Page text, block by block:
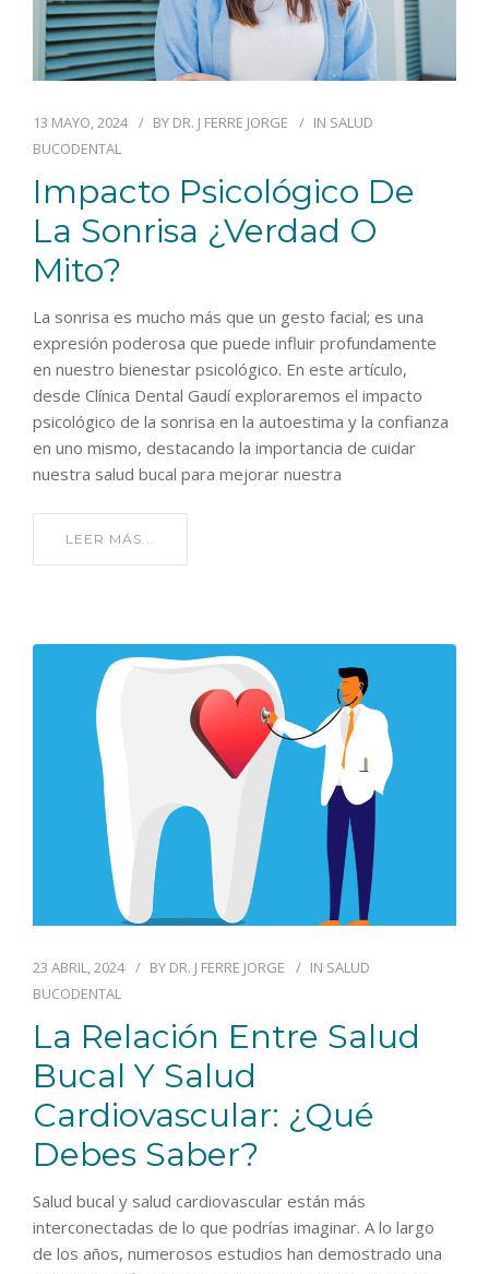
13 MAYO, 2024 BY DR. J FERRE JORGE IN SALUD
BUCODENTAL
Impacto Psicológico De
La Sonrisa ¿Verdad O
Mito?
La sonrisa es mucho más que un gesto facial; es una
expresión poderosa que puede influir profundamente
en nuestro bienestar psicológico. En este artículo,
desde Clínica Dental Gaudí exploraremos el impacto
psicológico de la sonrisa en la autoestima y la confianza
en uno mismo, destacando la importancia de cuidar
nuestra salud bucal para mejorar nuestra
LEER MÁS...
23 ABRIL, 2024 BY DR. J FERRE JORGE IN SALUD
BUCODENTAL
La Relación Entre Salud
Bucal Y Salud
Cardiovascular: ¿Qué
Debes Saber?
Salud bucal y salud cardiovascular están más
interconectadas de lo que podrías imaginar. A lo largo
de los años, numerosos estudios han demostrado una